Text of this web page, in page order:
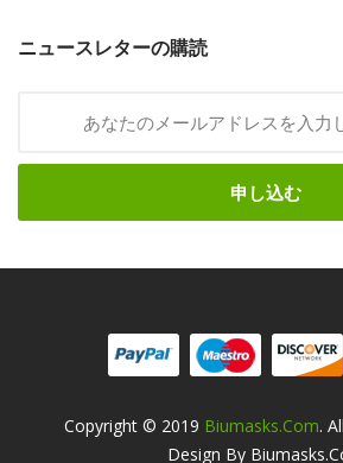
ニュースレターの購読
申し込む
Copyright © 2019 Biumasks.com.
Design By